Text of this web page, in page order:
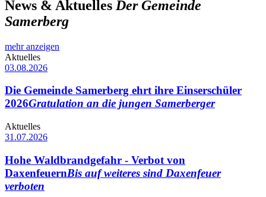
News & Aktuelles Der Gemeinde
Samerberg
mehr anzeigen
Aktuelles
03.08.2026
Die Gemeinde Samerberg ehrt ihre Einserschüler
2026Gratulation an die jungen Samerberger
Aktuelles
31.07.2026
Hohe Waldbrandgefahr - Verbot von
DaxenfeuernBis auf weiteres sind Daxenfeuer
verboten